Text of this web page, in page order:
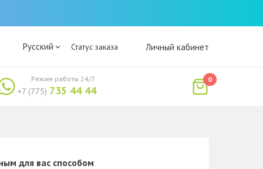
Русский Статус заказа Личный кабинет
+7 (775) 735 44 44
Режим работы 24/7 0
для вас способом